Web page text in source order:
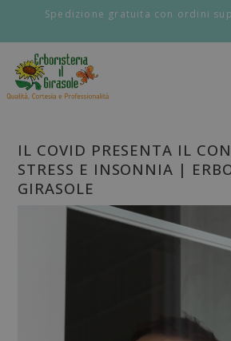
Spedizione gratuita con ordini
IL COVID PRESENTA IL
STRESS E INSONNIA |
GIRASOLE